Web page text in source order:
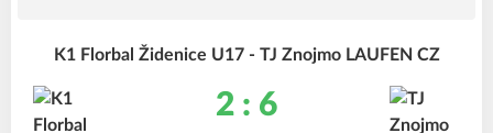
K1 Florbal Židenice U17 - TJ Znojmo LAUFEN CZ
2 : 6